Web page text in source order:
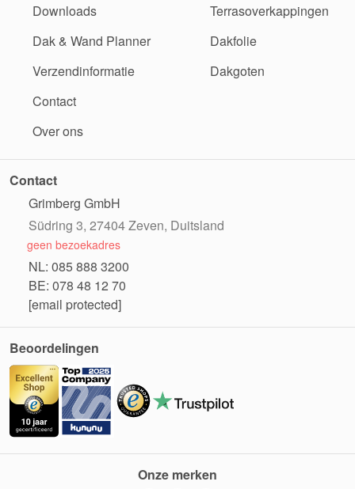
Downloads
Dak & Wand Planner
Verzendinformatie
Contact
Over ons
Terrasoverkappingen
Dakfolie
Dakgoten
Contact
Grimberg GmbH
Südring 3, 27404 Zeven, Duitsland
geen bezoekadres
NL: 085 888 3200
BE: 078 48 12 70
[email protected]
Beoordelingen
Onze merken